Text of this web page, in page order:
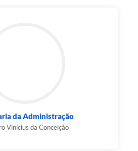
da Administração
Vinícius da Conceição